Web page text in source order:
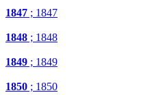
1847 ; 1847
1848 ; 1848
1849 ; 1849
1850 ; 1850